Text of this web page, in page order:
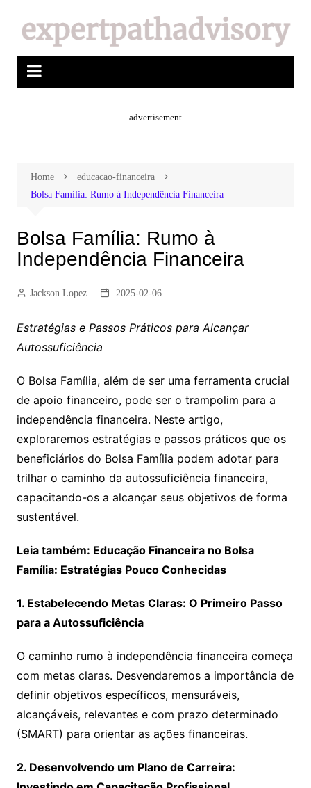
advertisement
Home
educacao-financeira
Bolsa Família: Rumo à Independência Financeira
Bolsa Família: Rumo à
Independência Financeira
Jackson Lopez 2025-02-06
Estratégias e Passos Práticos para Alcançar
Autossuficiência
O Bolsa Família, além de ser uma ferramenta crucial
de apoio financeiro, pode ser o trampolim para a
independência financeira. Neste artigo,
exploraremos estratégias e passos práticos que os
beneficiários do Bolsa Família podem adotar para
trilhar o caminho da autossuficiência financeira,
capacitando-os a alcançar seus objetivos de forma
sustentável.
Leia também: Educação Financeira no Bolsa
Família: Estratégias Pouco Conhecidas
1. Estabelecendo Metas Claras: O Primeiro Passo
para a Autossuficiência
O caminho rumo à independência financeira começa
com metas claras. Desvendaremos a importância de
definir objetivos específicos, mensuráveis,
alcançáveis, relevantes e com prazo determinado
(SMART) para orientar as ações financeiras.
2. Desenvolvendo um Plano de Carreira: